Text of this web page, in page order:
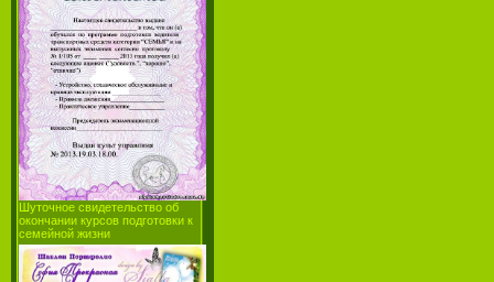
Шуточное свидетельство об
окончании курсов подготовки к
семейной жизни